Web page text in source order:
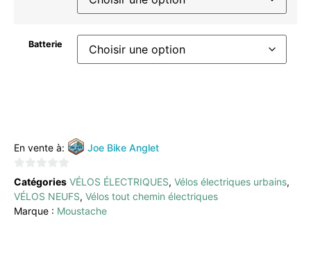
Batterie
En vente à: Joe Bike Anglet
0
sur
5
Catégories VÉLOS ÉLECTRIQUES, Vélos électriques urbains,
VÉLOS NEUFS, Vélos tout chemin électriques
Marque : Moustache